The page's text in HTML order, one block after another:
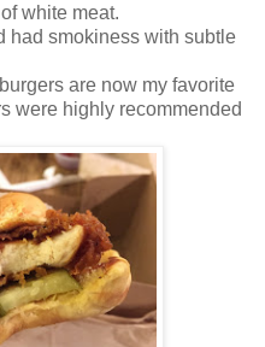
white meat.
had smokiness with subtle
are now my favorite
were highly recommended